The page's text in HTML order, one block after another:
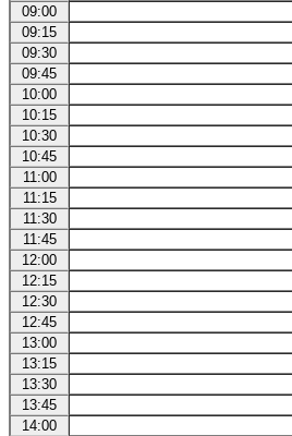
09:00
09:15
09:30
09:45
10:00
10:15
10:30
10:45
11:00
11:15
11:30
11:45
12:00
12:15
12:30
12:45
13:00
13:15
13:30
13:45
14:00